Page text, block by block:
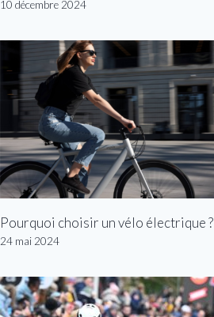
10 décembre 2024
Pourquoi choisir un vélo électrique ?
24 mai 2024